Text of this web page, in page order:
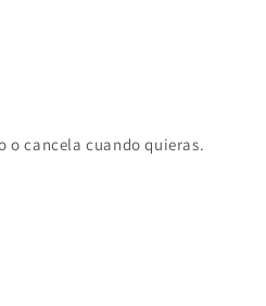
o cancela cuando quieras.